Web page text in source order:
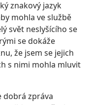
znakový jazyk
mohla ve službě
svět neslyšícího se
se dokáže
že jsem se jejich
s nimi mohla mluvit
dobrá zpráva